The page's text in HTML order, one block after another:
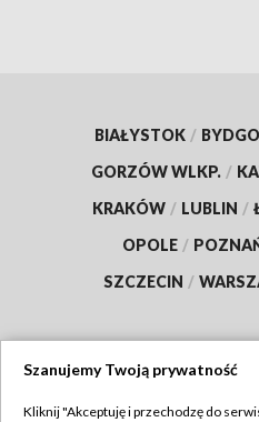
BIAŁYSTOK /
GORZÓW WLKP. /
KRAKÓW / LUBLIN /
OPOLE /
SZCZECIN /
Szanujemy Twoją prywatność
Kliknij "Akceptuję i przechodzę do